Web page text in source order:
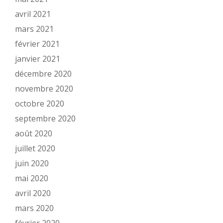
avril 2021
mars 2021
février 2021
janvier 2021
décembre 2020
novembre 2020
octobre 2020
septembre 2020
août 2020
juillet 2020
juin 2020
mai 2020
avril 2020
mars 2020